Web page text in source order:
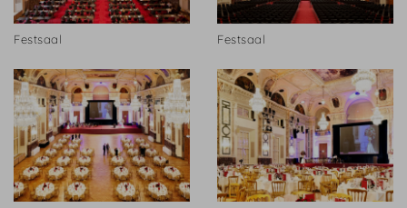
Festsaal Festsaal